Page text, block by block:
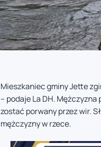
Mieszkaniec gminy Jette
– podaje La DH.
zostać porwany przez wir.
mężczyzny w rzece.